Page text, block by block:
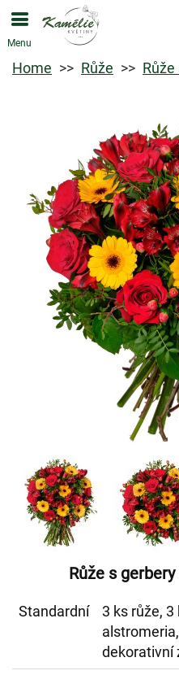
Menu
Home Růže
Růže s
Standardní
3 ks růže,
dekorativní